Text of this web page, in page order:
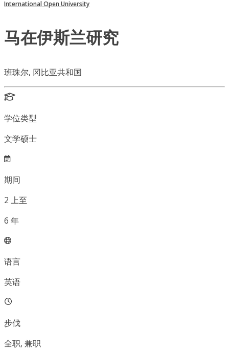
International Open University
马在伊斯兰研究
班珠尔, 冈比亚共和国
学位类型
文学硕士
期间
2 上至
6 年
语言
英语
步伐
全职, 兼职